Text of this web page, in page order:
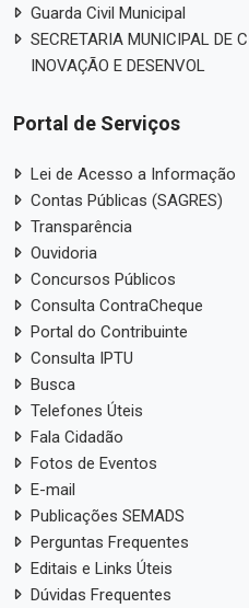
Guarda Civil Municipal
SECRETARIA MUNICIPAL DE
INOVAÇÃO E DESENVOL
Portal de Serviços
Lei de Acesso a Informação
Contas Públicas (SAGRES)
Transparência
Ouvidoria
Concursos Públicos
Consulta ContraCheque
Portal do Contribuinte
Consulta IPTU
Busca
Telefones Úteis
Fala Cidadão
Fotos de Eventos
E-mail
Publicações SEMADS
Perguntas Frequentes
Editais e Links Úteis
Dúvidas Frequentes